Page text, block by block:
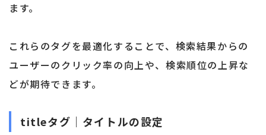
ます。
これらのタグを最適化することで、検索結果からの
ユーザーのクリック率の向上や、検索順位の上昇な
どが期待できます。
titleタグ｜タイトルの設定